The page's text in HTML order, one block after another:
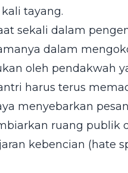
tayang.
sekali dalam
dalam
oleh pendakwah
harus terus
menyebarkan
ruang publik
kebencian (hate